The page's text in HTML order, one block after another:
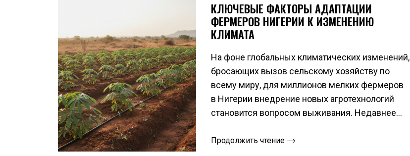
КЛЮЧЕВЫЕ ФАКТОРЫ АДАПТАЦИИ
ФЕРМЕРОВ НИГЕРИИ К ИЗМЕНЕНИЮ
КЛИМАТА
На фоне глобальных климатических изменений,
бросающих вызов сельскому хозяйству по
всему миру, для миллионов мелких фермеров
в Нигерии внедрение новых агротехнологий
становится вопросом выживания. Недавнее...
Продолжить чтение